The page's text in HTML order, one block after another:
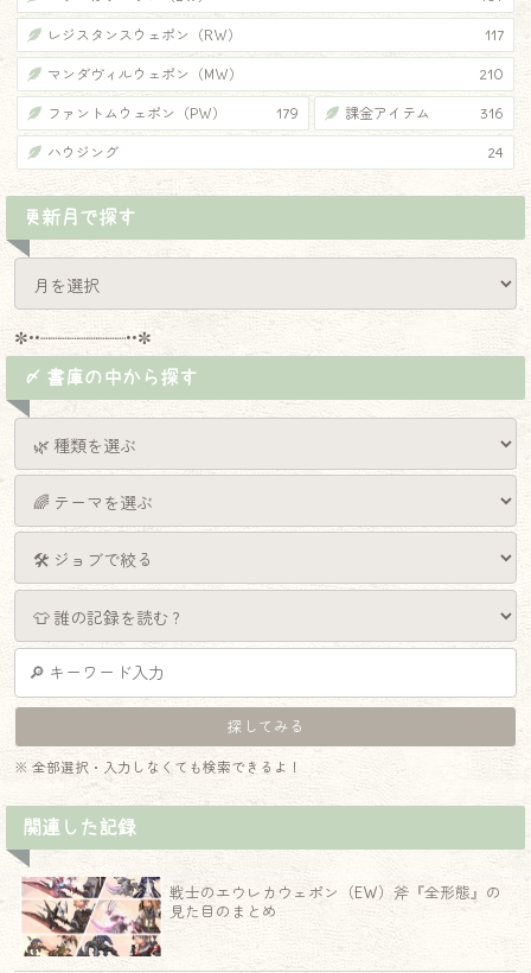
レジスタンスウェポン（RW） 117
マンダヴィルウェポン（MW） 210
ファントムウェポン（PW） 179 課金アイテム 316
ハウジング 24
更新月で探す
✼••┈┈┈┈┈┈┈┈┈••✼
〆 書庫の中から探す
※ 全部選択・入力しなくても検索できるよ！
関連した記録
戦士のエウレカウェポン（EW）斧『全形態』の
見た目のまとめ